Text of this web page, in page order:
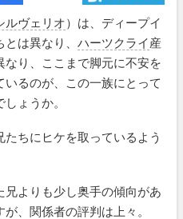
ルヴェリオ）は、ディープイ
は異なり、 ハーツクライ産
り、ここまで脚元に不安を
いるのが、この一族にとって
ょうか。
ちにヒケを取っているよう
よりも少し奥手の傾向があ
、関係者の評判は上々。